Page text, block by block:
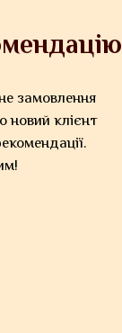
замовлення
новий клієнт